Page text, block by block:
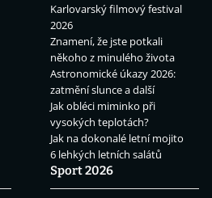
Karlovarský filmový festival
2026
Znamení, že jste potkali
někoho z minulého života
Astronomické úkazy 2026:
zatmění slunce a další
Jak obléci miminko při
vysokých teplotách?
Jak na dokonalé letní mojito
6 lehkých letních salátů
Sport 2026